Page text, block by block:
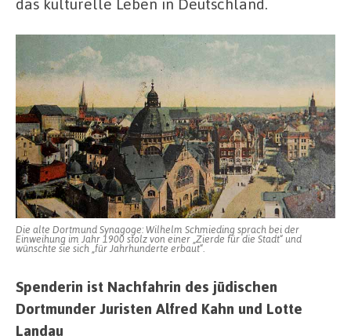
Die alte Dortmund Synagoge: Wilhelm Schmieding sprach bei der
Einweihung im Jahr 1900 stolz von einer „Zierde für die Stadt“ und
wünschte sie sich „für Jahrhunderte erbaut“.
Spenderin ist Nachfahrin des jüdischen
Dortmunder Juristen Alfred Kahn und Lotte
Landau